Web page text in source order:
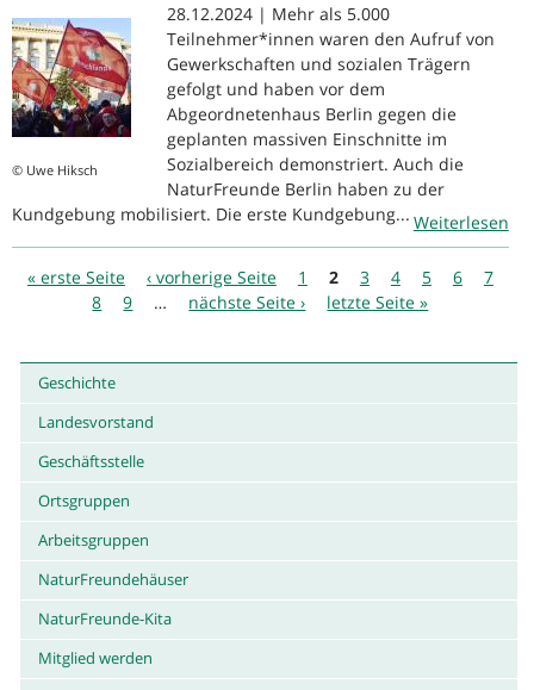
© Uwe Hiksch
28.12.2024 | Mehr als 5.000
Teilnehmer*innen waren den Aufruf von
Gewerkschaften und sozialen Trägern
gefolgt und haben vor dem
Abgeordnetenhaus Berlin gegen die
geplanten massiven Einschnitte im
Sozialbereich demonstriert. Auch die
NaturFreunde Berlin haben zu der
Kundgebung mobilisiert. Die erste Kundgebung... Weiterlesen
Seiten
« erste Seite ‹ vorherige Seite 1 2 3 4 5 6
7
8
9 … nächste Seite › letzte Seite »
Geschichte
Landesvorstand
Geschäftsstelle
Ortsgruppen
Arbeitsgruppen
NaturFreundehäuser
NaturFreunde-Kita
Mitglied werden